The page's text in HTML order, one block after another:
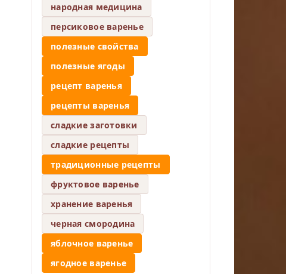
народная медицина
персиковое варенье
полезные свойства
полезные ягоды
рецепт варенья
рецепты варенья
сладкие заготовки
сладкие рецепты
традиционные рецепты
фруктовое варенье
хранение варенья
черная смородина
яблочное варенье
ягодное варенье